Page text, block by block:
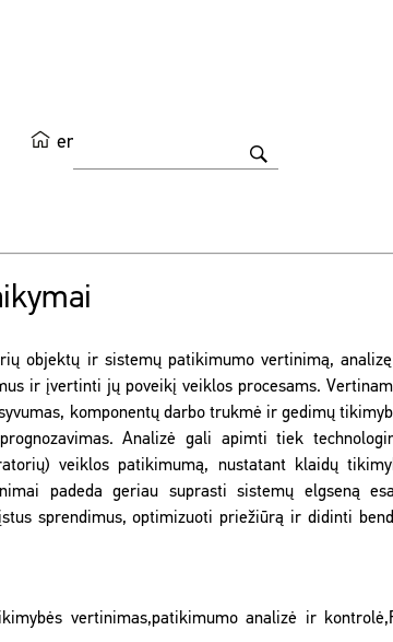
en
objektų ir sistemų patikimumo vertinimą,
ir įvertinti jų poveikį veiklos procesams.
komponentų darbo trukmė ir gedimų
Analizė gali apimti tiek
veiklos patikimumą, nustatant klaidų
padeda geriau suprasti sistemų elgseną
sprendimus, optimizuoti priežiūrą ir didinti
vertinimas,patikimumo analizė ir